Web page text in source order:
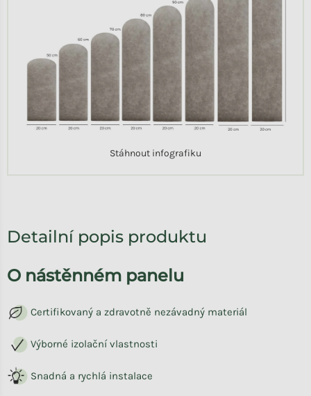
Stáhnout infografiku
Detailní popis produktu
O nástěnném panelu
Certifikovaný a zdravotně nezávadný materiál
Výborné izolační vlastnosti
Snadná a rychlá instalace